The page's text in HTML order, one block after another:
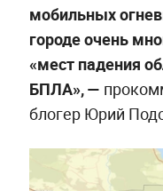
мобильных
городе очень
«мест падения
БПЛА», —
блогер Юрий